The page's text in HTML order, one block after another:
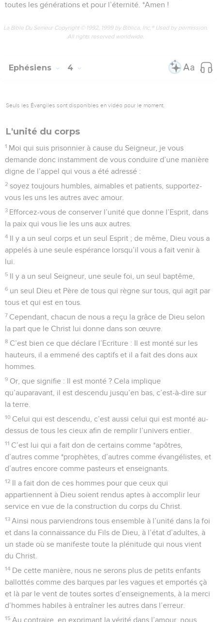
toutes les générations et pour l’éternité. *Amen !
La Bible Du Semeur Copyright © 1992, 1999 by Biblica, Inc.® Used by permission.
All rights reserved worldwide.
Ephésiens 4
Seuls les Évangiles sont disponibles en vidéo pour le moment.
L'unité du corps
1 Moi qui suis prisonnier à cause du Seigneur, je vous
demande donc instamment de vous conduire d’une manière
digne de l’appel qui vous a été adressé :
2 soyez toujours humbles, aimables et patients, supportez-
vous les uns les autres avec amour.
3 Efforcez-vous de conserver l’unité que donne l’Esprit, dans
la paix qui vous lie les uns aux autres.
4 Il y a un seul corps et un seul Esprit ; de même, Dieu vous a
appelés à une seule espérance lorsqu’il vous a fait venir à
lui.
5 Il y a un seul Seigneur, une seule foi, un seul baptême,
6 un seul Dieu et Père de tous qui règne sur tous, qui agit par
tous et qui est en tous.
7 Cependant, chacun de nous a reçu la grâce de Dieu selon
la part que le Christ lui donne dans son œuvre.
8 C’est bien ce que déclare l’Ecriture : Il est monté sur les
hauteurs, il a emmené des captifs et il a fait des dons aux
hommes.
9 Or, que signifie : Il est monté ? Cela implique
qu’auparavant, il est descendu jusqu’en bas, c’est-à-dire sur
la terre.
10 Celui qui est descendu, c’est aussi celui qui est monté au-
dessus de tous les cieux afin de remplir l’univers entier.
11 C’est lui qui a fait don de certains comme *apôtres,
d’autres comme *prophètes, d’autres comme évangélistes, et
d’autres encore comme pasteurs et enseignants.
12 Il a fait don de ces hommes pour que ceux qui
appartiennent à Dieu soient rendus aptes à accomplir leur
service en vue de la construction du corps du Christ.
13 Ainsi nous parviendrons tous ensemble à l’unité dans la foi
et dans la connaissance du Fils de Dieu, à l’état d’adultes, à
un stade où se manifeste toute la plénitude qui nous vient
du Christ.
14 De cette manière, nous ne serons plus de petits enfants
ballottés comme des barques par les vagues et emportés çà
et là par le vent de toutes sortes d’enseignements, à la merci
d’hommes habiles à entraîner les autres dans l’erreur.
15 Au contraire, en exprimant la vérité dans l’amour, nous